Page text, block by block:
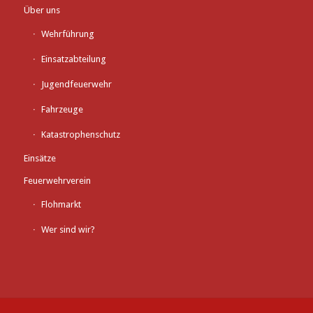
Über uns
Wehrführung
Einsatzabteilung
Jugendfeuerwehr
Fahrzeuge
Katastrophenschutz
Einsätze
Feuerwehrverein
Flohmarkt
Wer sind wir?